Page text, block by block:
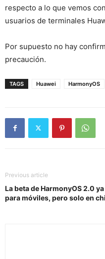
respecto a lo que vemos
usuarios de terminales
Por supuesto no hay
precaución.
TAGS Huawei HarmonyOS
Previous article
La beta de HarmonyOS 2.0
para móviles, pero solo en